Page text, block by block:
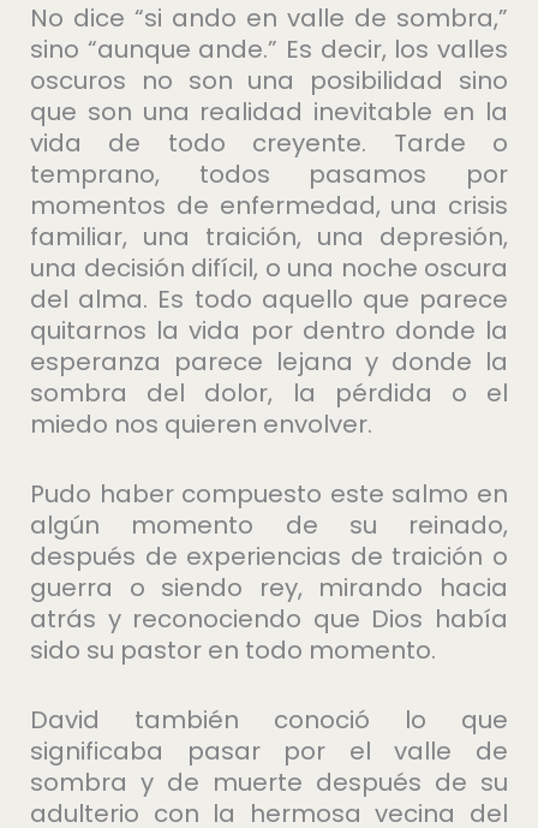
No dice “si ando en valle de sombra,”
sino “aunque ande.” Es decir, los valles
oscuros no son una posibilidad sino
que son una realidad inevitable en la
vida de todo creyente. Tarde o
temprano, todos pasamos por
momentos de enfermedad, una crisis
familiar, una traición, una depresión,
una decisión difícil, o una noche oscura
del alma. Es todo aquello que parece
quitarnos la vida por dentro donde la
esperanza parece lejana y donde la
sombra del dolor, la pérdida o el
miedo nos quieren envolver.
Pudo haber compuesto este salmo en
algún momento de su reinado,
después de experiencias de traición o
guerra o siendo rey, mirando hacia
atrás y reconociendo que Dios había
sido su pastor en todo momento.
David también conoció lo que
significaba pasar por el valle de
sombra y de muerte después de su
adulterio con la hermosa vecina del